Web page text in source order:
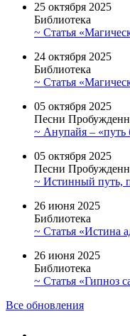
25 октября 2025
Библиотека
~ Статья
24 октября 2025
Библиотека
~ Статья
05 октября 2025
Песни
~ Анупайя – «путь
05 октября 2025
Песни
~ Истинный путь,
26 июня 2025
Библиотека
~ Статья «Истина
26 июня 2025
Библиотека
~ Статья «Гипноз
Все обновления